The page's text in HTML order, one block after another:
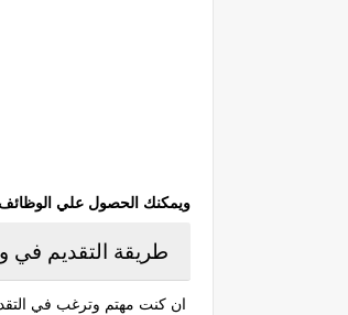
ويمكنك الحصول علي الوظائف
طريقة التقديم في
ان كنت مهتم وترغب في